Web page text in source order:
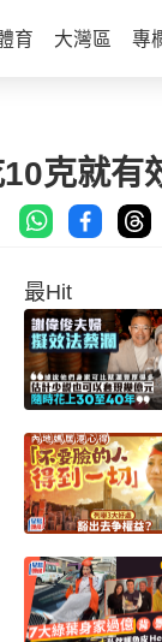
育 大灣區 專
克就有
最Hit